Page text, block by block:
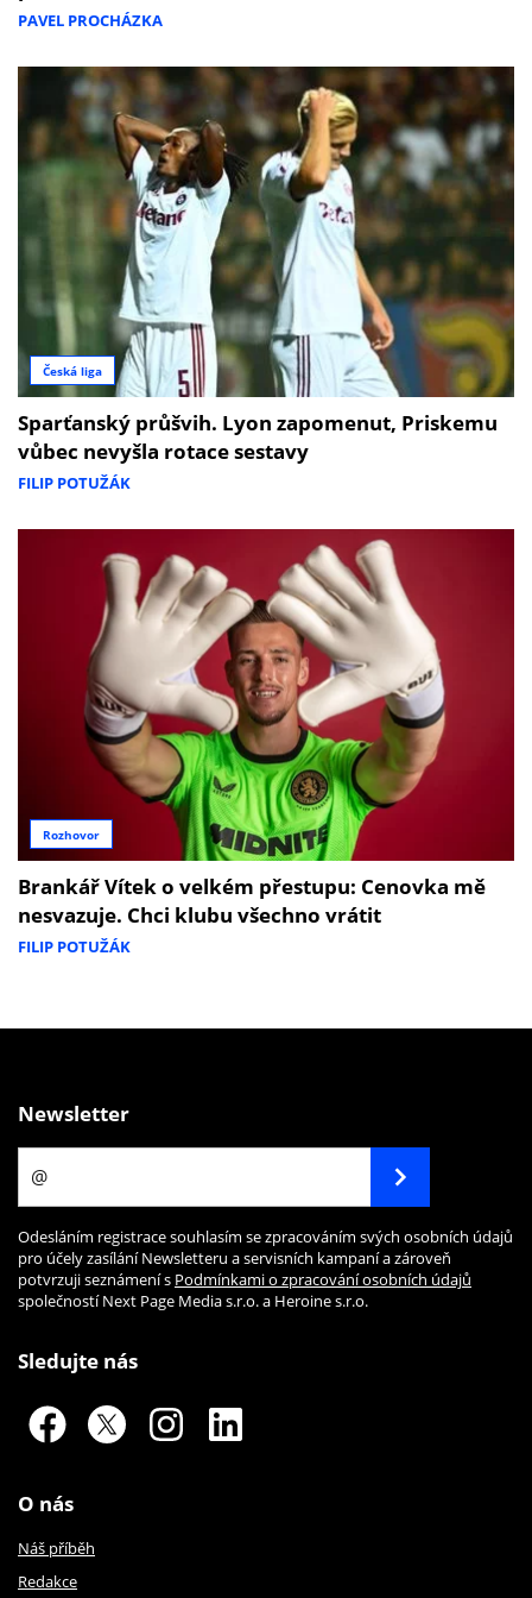
PAVEL PROCHÁZKA
Česká liga
Sparťanský průšvih. Lyon zapomenut, Priskemu
vůbec nevyšla rotace sestavy
FILIP POTUŽÁK
Rozhovor
Brankář Vítek o velkém přestupu: Cenovka mě
nesvazuje. Chci klubu všechno vrátit
FILIP POTUŽÁK
Newsletter
Odesláním registrace souhlasím se zpracováním svých osobních údajů
pro účely zasílání Newsletteru a servisních kampaní a zároveň
potvrzuji seznámení s Podmínkami o zpracování osobních údajů
společností Next Page Media s.r.o. a Heroine s.r.o.
Sledujte nás
O nás
Náš příběh
Redakce